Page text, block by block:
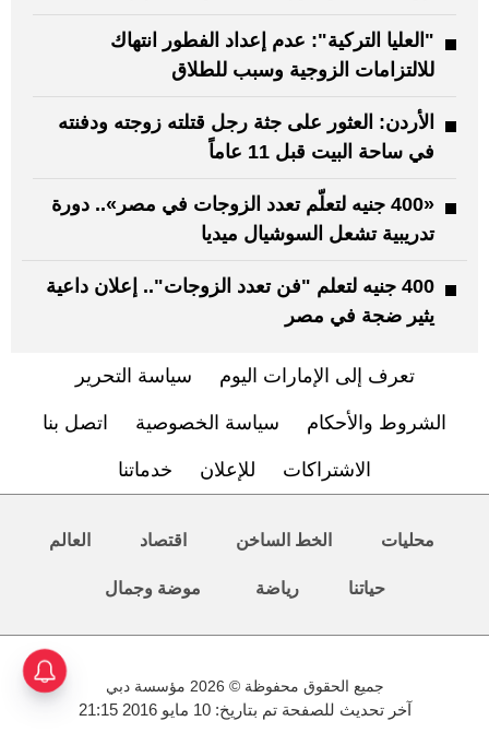
"العليا التركية": عدم إعداد الفطور انتهاك
للالتزامات الزوجية وسبب للطلاق
الأردن: العثور على جثة رجل قتلته زوجته ودفنته
في ساحة البيت قبل 11 عاماً
«400 جنيه لتعلّم تعدد الزوجات في مصر».. دورة
تدريبية تشعل السوشيال ميديا
400 جنيه لتعلم "فن تعدد الزوجات".. إعلان داعية
يثير ضجة في مصر
تعرف إلى الإمارات اليوم سياسة التحرير
الشروط والأحكام سياسة الخصوصية اتصل بنا
الاشتراكات للإعلان خدماتنا
محليات الخط الساخن اقتصاد العالم
حياتنا رياضة موضة وجمال
جميع الحقوق محفوظة © 2026 مؤسسة دبي
آخر تحديث للصفحة تم بتاريخ: 10 مايو 2016 21:15